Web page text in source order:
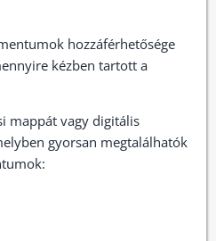
hozzáférhetősége
kézben tartott a
mappát vagy digitális
gyorsan megtalálhatók